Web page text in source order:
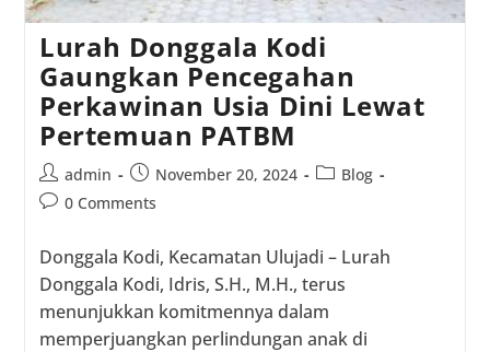
Lurah Donggala Kodi
Gaungkan Pencegahan
Perkawinan Usia Dini Lewat
Pertemuan PATBM
Post
author:
admin
Post
published:
November 20, 2024
PostBlog
Post0 Comments
Donggala Kodi, Kecamatan Ulujadi – Lurah
Donggala Kodi, Idris, S.H., M.H., terus
menunjukkan komitmennya dalam
memperjuangkan perlindungan anak di